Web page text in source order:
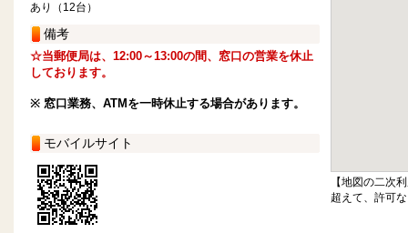
あり（12台）
備考
☆当郵便局は、12:00～13:00の間、窓口の営業を休止
しております。
※ 窓口業務、ATMを一時休止する場合があります。
モバイルサイト
【地図の二次
超えて、許可